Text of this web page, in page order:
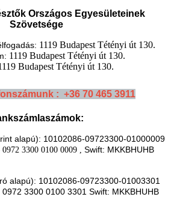
Országos Egyesületeinek
Szövetsége
1119 Budapest Tétényi út 130.
1119 Budapest Tétényi út 130.
Budapest Tétényi út 130.
: +36 70 465 3911
alapú): 10102086-09723300-01000009
3300 0100 0009 , Swift: MKKBHUHB
alapú): 10102086-09723300-01003301
3300 0100 3301 Swift: MKKBHUHB